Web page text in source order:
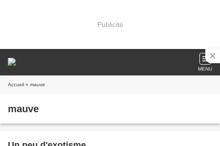
Publicité
MENU
Accueil » mauve
mauve